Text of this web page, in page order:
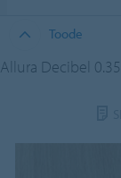
Toode
Allura Decibel